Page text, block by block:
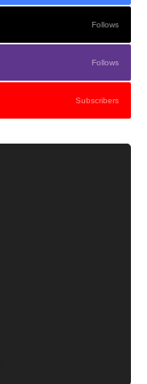
Follows
Follows
Subscribers